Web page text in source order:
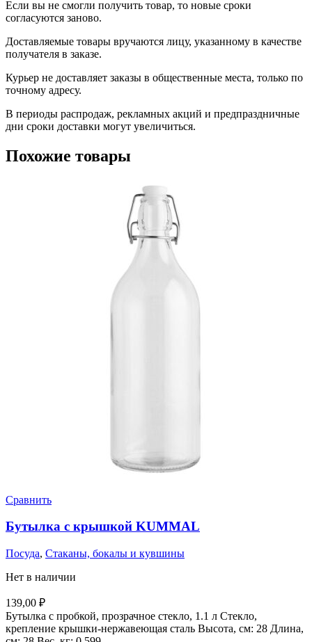
Если вы не смогли получить товар, то новые сроки
согласуются заново.
Доставляемые товары вручаются лицу, указанному в качестве
получателя в заказе.
Курьер не доставляет заказы в общественные места, только по
точному адресу.
В периоды распродаж, рекламных акций и предпраздничные
дни сроки доставки могут увеличиться.
Похожие товары
Сравнить
Бутылка с крышкой KUMMAL
Посуда, Стаканы, бокалы и кувшины
Нет в наличии
139,00 ₽
Бутылка с пробкой, прозрачное стекло, 1.1 л Стекло,
крепление крышки-нержавеющая сталь Высота, см: 28 Длина,